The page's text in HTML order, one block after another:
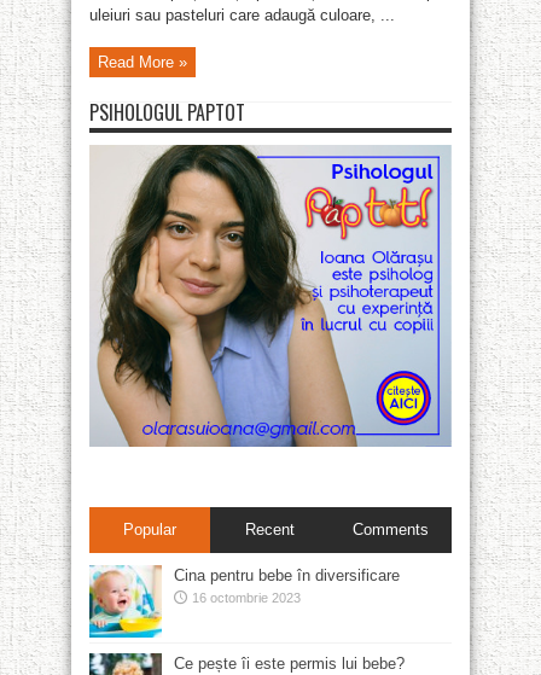
uleiuri sau pasteluri care adaugă culoare, ...
Read More »
PSIHOLOGUL PAPTOT
Popular Recent Comments
Cina pentru bebe în diversificare
16 octombrie 2023
Ce pește îi este permis lui bebe?